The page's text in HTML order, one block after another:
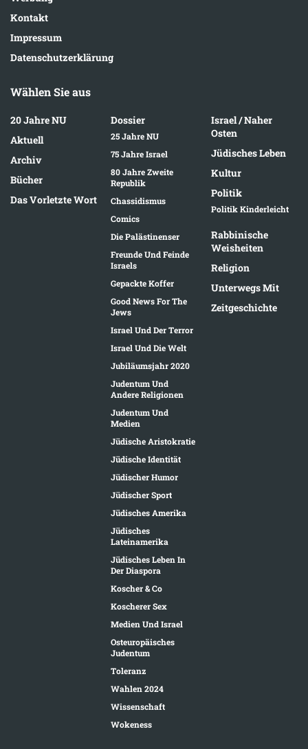
Kontakt
Impressum
Datenschutzerklärung
Wählen Sie aus
20 Jahre NU
Aktuell
Archiv
Bücher
Das Vorletzte Wort
Dossier
25 Jahre NU
75 Jahre Israel
80 Jahre Zweite
Republik
Chassidismus
Comics
Die Palästinenser
Freunde Und Feinde
Israels
Gepackte Koffer
Good News For The
Jews
Israel Und Der Terror
Israel Und Die Welt
Jubiläumsjahr 2020
Judentum Und
Andere Religionen
Judentum Und
Medien
Jüdische Aristokratie
Jüdische Identität
Jüdischer Humor
Jüdischer Sport
Jüdisches Amerika
Jüdisches
Lateinamerika
Jüdisches Leben In
Der Diaspora
Koscher & Co
Koscherer Sex
Medien Und Israel
Osteuropäisches
Judentum
Toleranz
Wahlen 2024
Wissenschaft
Wokeness
Israel / Naher
Osten
Jüdisches Leben
Kultur
Politik
Politik Kinderleicht
Rabbinische
Weisheiten
Religion
Unterwegs Mit
Zeitgeschichte